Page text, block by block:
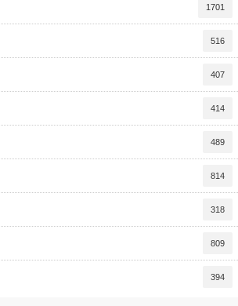
1701
516
407
414
489
814
318
809
394